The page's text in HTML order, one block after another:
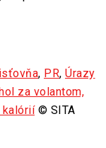
, PR, Úrazy
za volantom,
kalórií© SITA